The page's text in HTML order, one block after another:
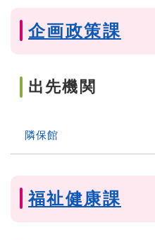
企画政策課
出先機関
隣保館
福祉健康課